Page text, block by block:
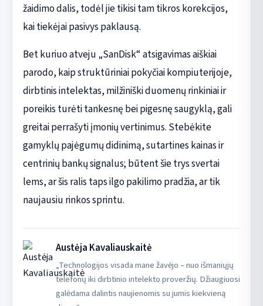
žaidimo dalis, todėl jie tikisi tam tikros korekcijos,
kai tiekėjai pasivys paklausą.
Bet kuriuo atveju „SanDisk“ atsigavimas aiškiai
parodo, kaip struktūriniai pokyčiai kompiuterijoje,
dirbtinis intelektas, milžiniški duomenų rinkiniai ir
poreikis turėti tankesnę bei pigesnę saugyklą, gali
greitai perrašyti įmonių vertinimus. Stebėkite
gamyklų pajėgumų didinimą, sutartines kainas ir
centrinių bankų signalus; būtent šie trys svertai
lems, ar šis ralis taps ilgo pakilimo pradžia, ar tik
naujausiu rinkos sprintu.
Austėja Kavaliauskaitė
„Technologijos visada mane žavėjo – nuo išmaniųjų
telefonų iki dirbtinio intelekto proveržių. Džiaugiuosi
galėdama dalintis naujienomis su jumis kiekvieną